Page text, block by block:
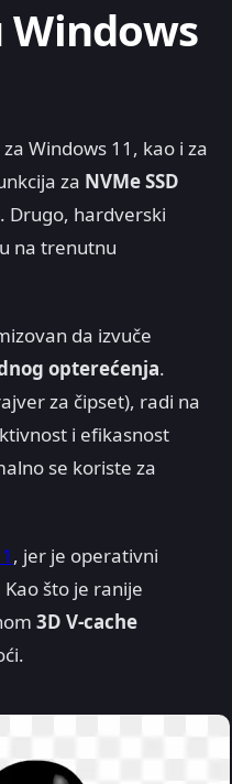
Windows 11, kao i za
za NVMe SSD
. Drugo, hardverski
na trenutnu
da izvuče
opterećenja.
za čipset), radi na
i efikasnost
se koriste za
, jer je operativni
što je ranije
3D V-cache